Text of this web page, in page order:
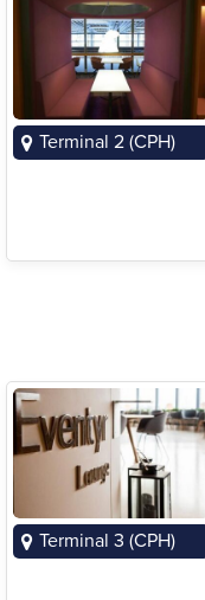
Terminal 2 (CPH)
Terminal 3 (CPH)